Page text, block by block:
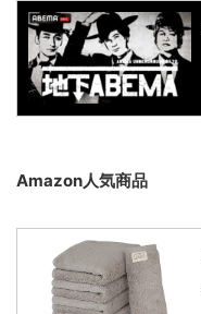
Amazon人気商品